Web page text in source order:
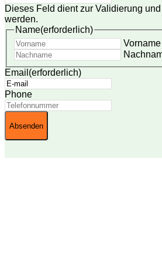
Dieses Feld dient zur Validierung
werden.
Name(erforderlich)
Vorname
Email (erforderlich)
Phone